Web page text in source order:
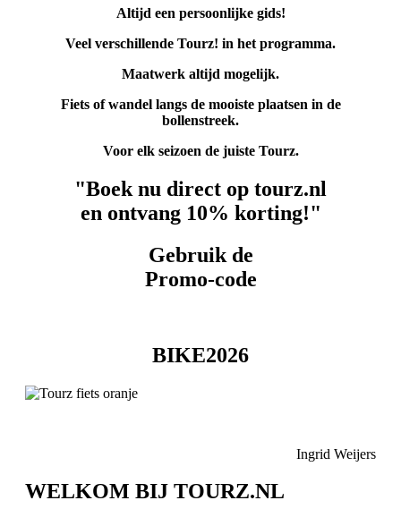
Altijd een persoonlijke gids!
Veel verschillende Tourz! in het programma.
Maatwerk altijd mogelijk.
Fiets of wandel langs de mooiste plaatsen in de
bollenstreek.
Voor elk seizoen de juiste Tourz.
"Boek nu direct op tourz.nl
en ontvang 10% korting!"
Gebruik de
Promo-code
BIKE2026
Ingrid Weijers
WELKOM BIJ TOURZ.NL